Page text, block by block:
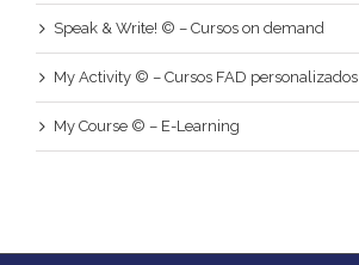
Speak & Write! © – Cursos on demand
My Activity © – Cursos FAD personalizados
My Course © – E-Learning